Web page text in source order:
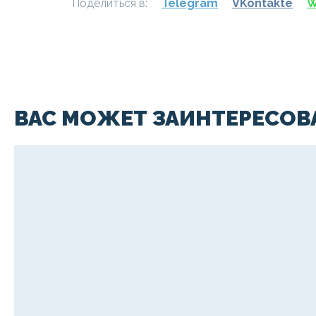
Поделиться в: Telegram VKontakte
ВАС МОЖЕТ